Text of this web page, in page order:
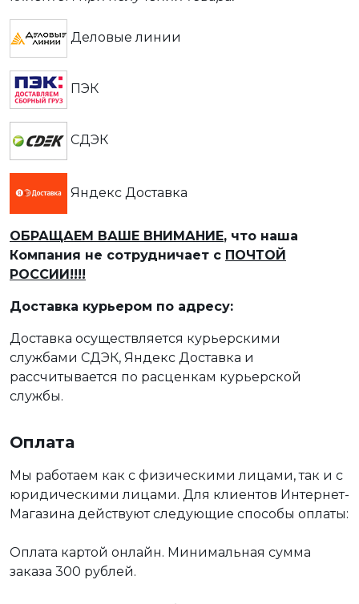
Деловые линии
ПЭК
СДЭК
Яндекс Доставка
ОБРАЩАЕМ ВАШЕ ВНИМАНИЕ, что наша
Компания не сотрудничает с ПОЧТОЙ
РОССИИ!!!!
Доставка курьером по адресу:
Доставка осуществляется курьерскими
службами СДЭК, Яндекс Доставка и
рассчитывается по расценкам курьерской
службы.
Оплата
Мы работаем как с физическими лицами, так и с
юридическими лицами. Для клиентов Интернет-
Магазина действуют следующие способы оплаты:
Оплата картой онлайн. Минимальная сумма
заказа 300 рублей.